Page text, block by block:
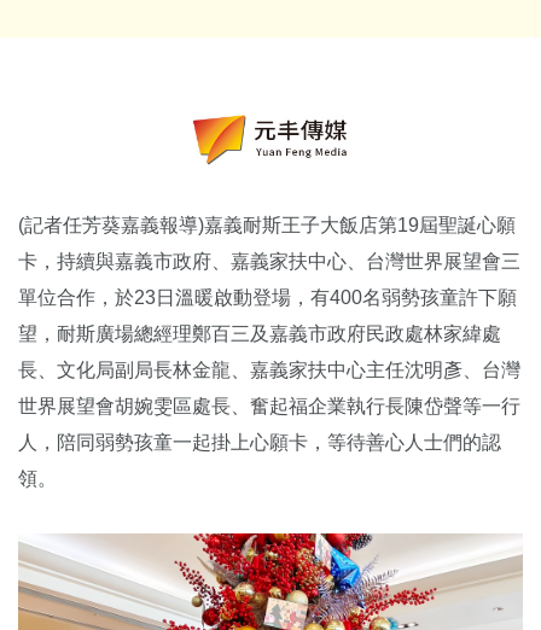
(記者任芳葵嘉義報導)嘉義耐斯王子大飯店第19屆聖誕心願
卡，持續與嘉義市政府、嘉義家扶中心、 台灣世界展望會三
單位合作，於23日溫暖啟動登場， 有400名弱勢孩童許下願
望，耐斯廣場總經理鄭百三及嘉義市政府民政處林家緯處
長、 文化局副局長林金龍、嘉義家扶中心主任沈明彥、 台灣
世界展望會胡婉雯區處長、奮起福企業執行長陳岱聲等一行
人， 陪同弱勢孩童一起掛上心願卡，等待善心人士們的認
領。